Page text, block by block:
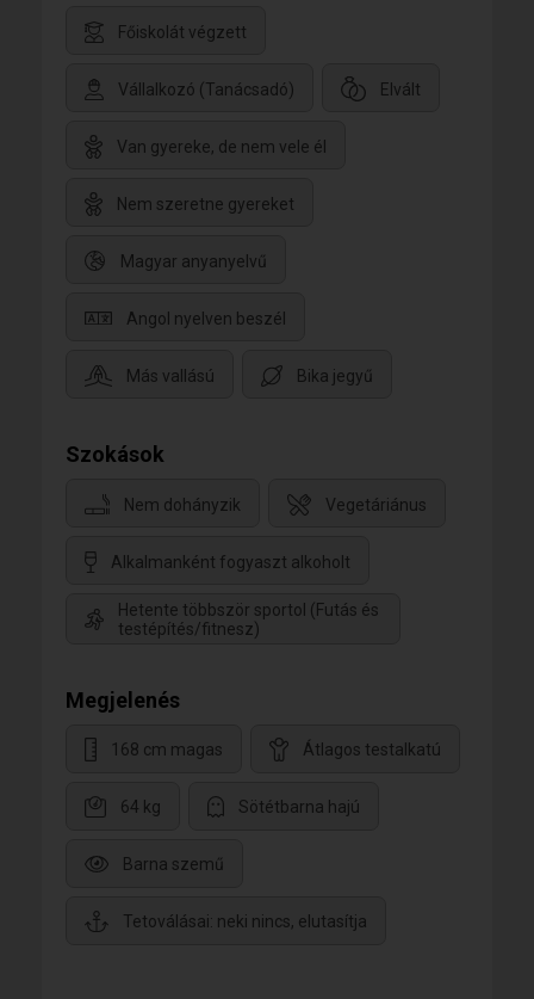
Főiskolát végzett
Vállalkozó (Tanácsadó) Elvált
Van gyereke, de nem vele él
Nem szeretne gyereket
Magyar anyanyelvű
Angol nyelven beszél
Más vallású Bika jegyű
Szokások
Nem dohányzik Vegetáriánus
Alkalmanként fogyaszt alkoholt
Hetente többször sportol (Futás és
testépítés/fitnesz)
Megjelenés
168 cm magas Átlagos testalkatú
64 kg Sötétbarna hajú
Barna szemű
Tetoválásai: neki nincs, elutasítja